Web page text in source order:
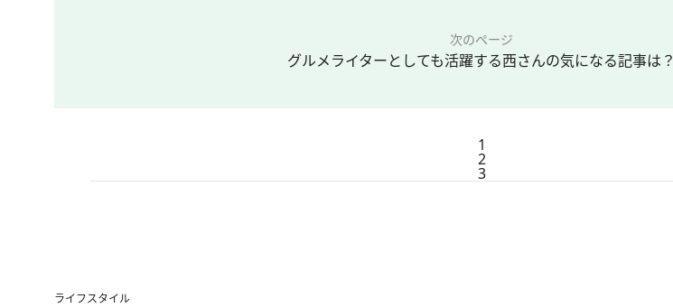
次のページ
グルメライターとしても活躍する西さんの気になる記事は？
1
2
3
ライフスタイル